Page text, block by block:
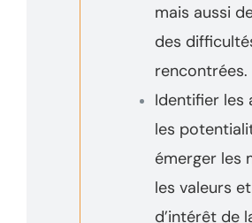
mais aussi
des
rencontrées.
Identifier les
les
émerger les
les valeurs
d’intérêt de
Répondez à nos questions ci-